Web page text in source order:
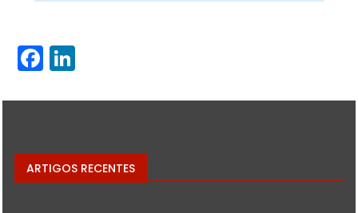
Facebook
ARTIGOS RECENTES